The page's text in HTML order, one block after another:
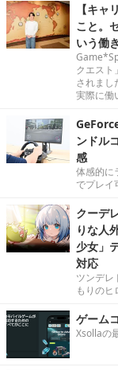
【キャ
こと。
いう働
クエスト
されまし
実際に働
ンドル
感
体感的に
でプレイ
クーデ
りな人
少女」
対応
ツンデレ
もりのヒ
ゲーム
Xsollaの